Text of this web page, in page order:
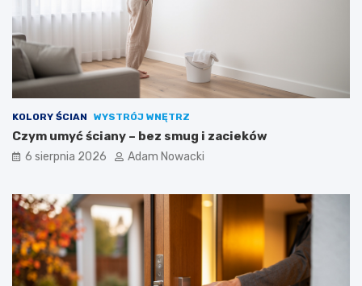
KOLORY ŚCIAN WYSTRÓJ WNĘTRZ
Czym umyć ściany – bez smug i zacieków
6 sierpnia 2026 Adam Nowacki